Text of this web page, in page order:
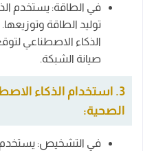
في الطاقة: يستخدم
توليد الطاقة
الذكاء الاصطناعي
صيانة الشبكة.
3. استخدام الذكاء
الصحية:
في التشخيص: يستخدم